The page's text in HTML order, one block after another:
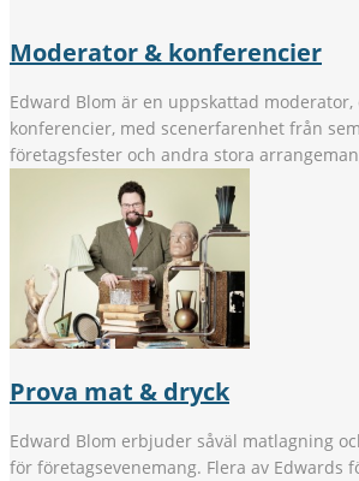
Moderator & konferencier
Edward Blom är en uppskattad
konferencier, med scenerfarenhet från
företagsfester och andra stora
Prova mat & dryck
Edward Blom erbjuder såväl matlagning
för företagsevenemang. Flera av Edwards